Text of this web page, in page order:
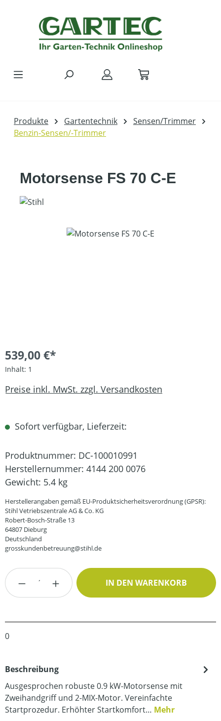
Produkte Gartentechnik
Sensen/Trimmer
Benzin-Sensen/-Trimmer
Motorsense FS 70 C-E
Bildergalerie überspringen
539,00 €*
Inhalt: 1
Preise inkl. MwSt. zzgl. Versandkosten
Sofort verfügbar, Lieferzeit:
Produktnummer: DC-100010991
Herstellernummer: 4144 200 0076
Gewicht: 5.4 kg
Herstellerangaben gemäß EU-Produktsicherheitsverordnung (GPSR):
Stihl Vetriebszentrale AG & Co. KG
Robert-Bosch-Straße 13
64807 Dieburg
Deutschland
grosskundenbetreuung@stihl.de
Produkt Anzahl: Gib den gewünschten
IN DEN WARENKORB
0
Beschreibung
Ausgesprochen robuste 0.9 kW-Motorsense mit
Zweihandgriff und 2-MIX-Motor. Vereinfachte
Startprozedur. Erhöhter Startkomfort… Mehr